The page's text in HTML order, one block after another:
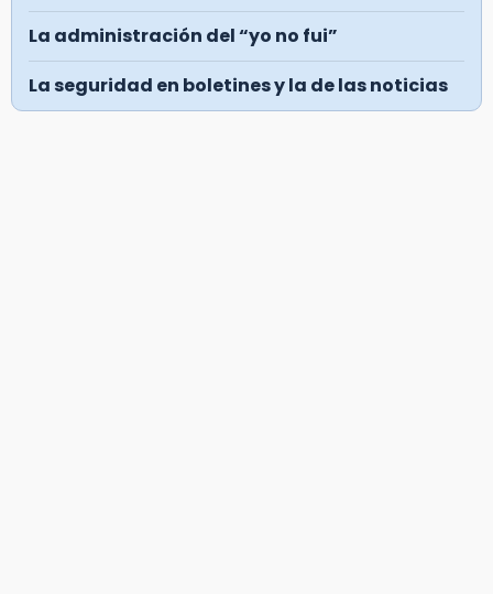
La administración del “yo no fui”
La seguridad en boletines y la de las noticias